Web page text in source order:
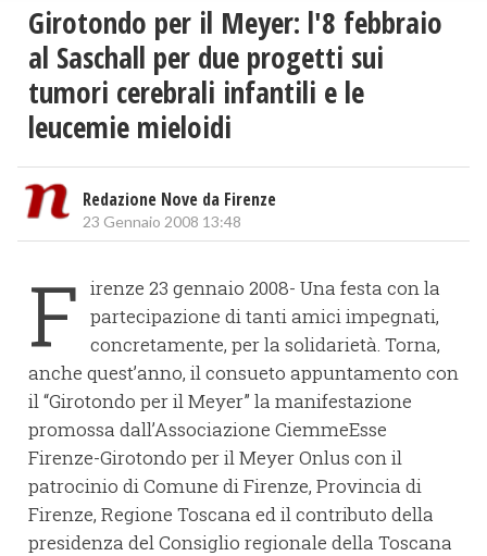
Girotondo per il Meyer: l'8 febbraio
al Saschall per due progetti sui
tumori cerebrali infantili e le
leucemie mieloidi
Redazione Nove da Firenze
23 Gennaio 2008 13:48
F irenze 23 gennaio 2008- Una festa con la
partecipazione di tanti amici impegnati,
concretamente, per la solidarietà. Torna,
anche quest’anno, il consueto appuntamento con
il “Girotondo per il Meyer” la manifestazione
promossa dall’Associazione CiemmeEsse
Firenze-Girotondo per il Meyer Onlus con il
patrocinio di Comune di Firenze, Provincia di
Firenze, Regione Toscana ed il contributo della
presidenza del Consiglio regionale della Toscana